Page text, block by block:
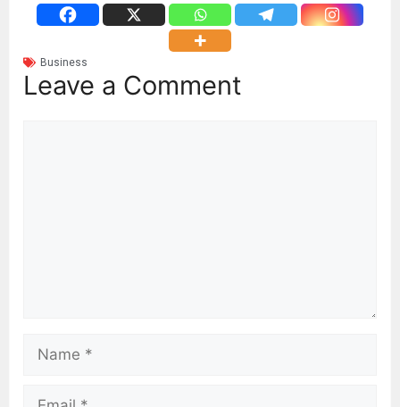
Business
Leave a Comment